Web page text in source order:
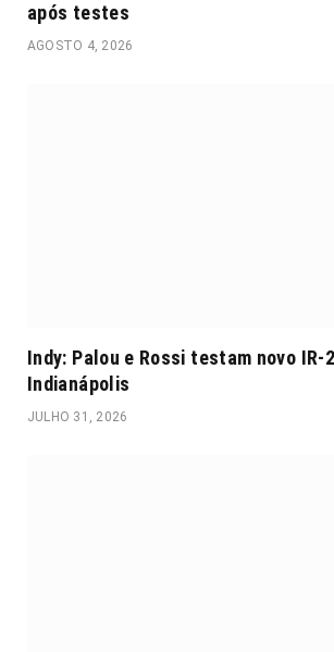
após testes
AGOSTO 4, 2026
Indy: Palou e Rossi testam novo IR-
Indianápolis
JULHO 31, 2026